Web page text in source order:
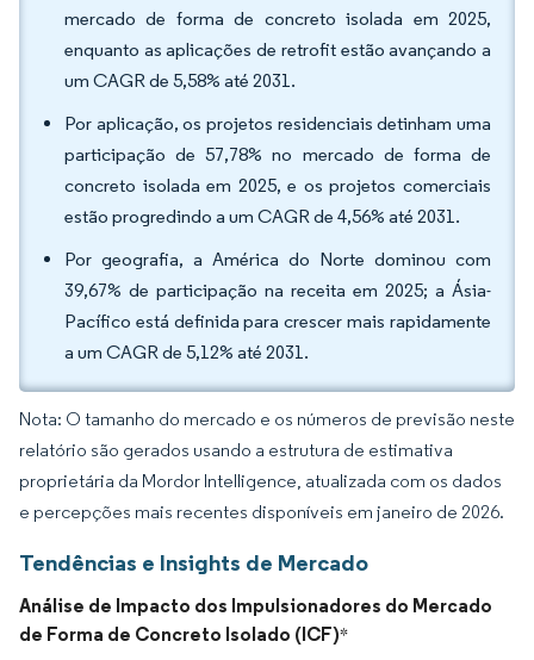
mercado de forma de concreto isolada em 2025,
enquanto as aplicações de retrofit estão avançando a
um CAGR de 5,58% até 2031.
Por aplicação, os projetos residenciais detinham uma
participação de 57,78% no mercado de forma de
concreto isolada em 2025, e os projetos comerciais
estão progredindo a um CAGR de 4,56% até 2031.
Por geografia, a América do Norte dominou com
39,67% de participação na receita em 2025; a Ásia-
Pacífico está definida para crescer mais rapidamente
a um CAGR de 5,12% até 2031.
Nota: O tamanho do mercado e os números de previsão neste
relatório são gerados usando a estrutura de estimativa
proprietária da Mordor Intelligence, atualizada com os dados
e percepções mais recentes disponíveis em janeiro de 2026.
Tendências e Insights de Mercado
Análise de Impacto dos Impulsionadores do Mercado
de Forma de Concreto Isolado (ICF)*